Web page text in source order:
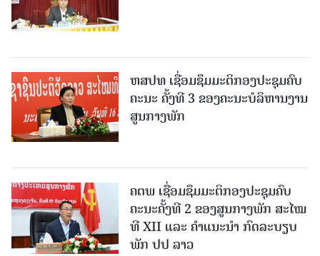
ຫສປທ ເຊື່ອມຊຶມມະຕິກອງປະຊຸມຄົບ
ຄະນະ ຄັ້ງທີ 3 ຂອງຄະນະບໍລິຫານງານ
ສູນກາງພັກ
ຄຕພ ເຊື່ອມຊຶມມະຕິກອງປະຊຸມຄົບ
ຄະນະຄັ້ງທີ 2 ຂອງສູນກາງພັກ ສະໄໝ
ທີ XII ແລະ ຄໍາແນະນໍາ ກົດລະບຽບ
ພັກ ປປ ລາວ